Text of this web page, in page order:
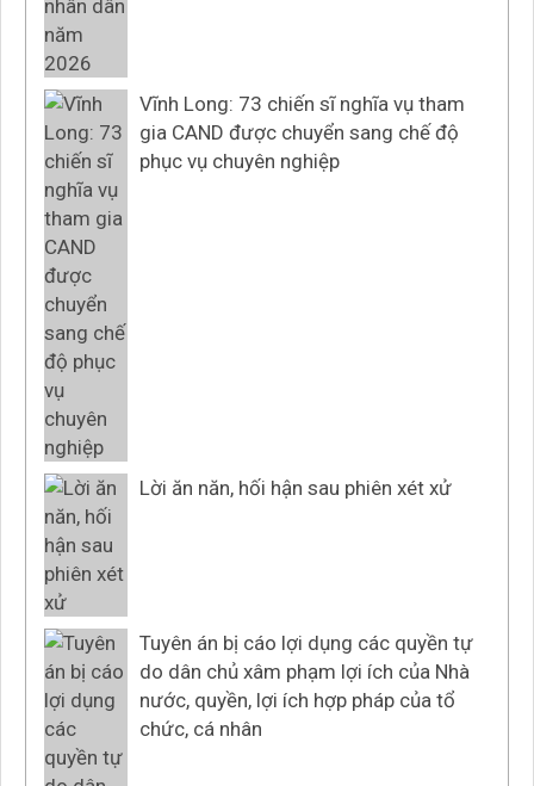
Vĩnh Long: 73 chiến sĩ nghĩa vụ tham
gia CAND được chuyển sang chế độ
phục vụ chuyên nghiệp
Lời ăn năn, hối hận sau phiên xét xử
Tuyên án bị cáo lợi dụng các quyền tự
do dân chủ xâm phạm lợi ích của Nhà
nước, quyền, lợi ích hợp pháp của tổ
chức, cá nhân